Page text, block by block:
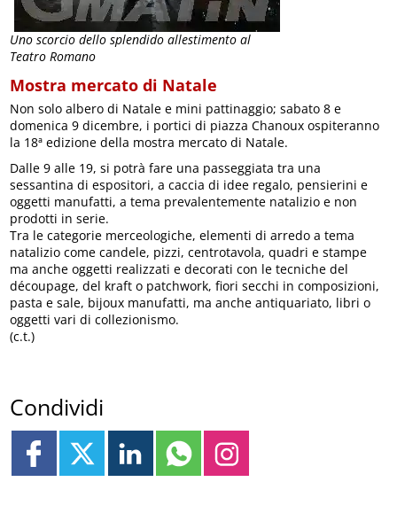
Uno scorcio dello splendido allestimento al
Teatro Romano
Mostra mercato di Natale
Non solo albero di Natale e mini pattinaggio; sabato 8 e
domenica 9 dicembre, i portici di piazza Chanoux ospiteranno
la 18ª edizione della mostra mercato di Natale.
Dalle 9 alle 19, si potrà fare una passeggiata tra una
sessantina di espositori, a caccia di idee regalo, pensierini e
oggetti manufatti, a tema prevalentemente natalizio e non
prodotti in serie.
Tra le categorie merceologiche, elementi di arredo a tema
natalizio come candele, pizzi, centrotavola, quadri e stampe
ma anche oggetti realizzati e decorati con le tecniche del
découpage, del kraft o patchwork, fiori secchi in composizioni,
pasta e sale, bijoux manufatti, ma anche antiquariato, libri o
oggetti vari di collezionismo.
(c.t.)
Condividi